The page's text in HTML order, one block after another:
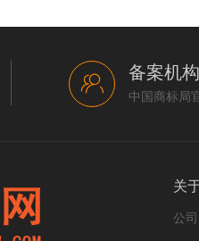
备案机构
中国商标局
关
公